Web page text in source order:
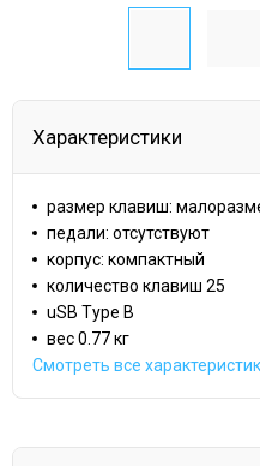
Характеристики
размер клавиш:
педали: отсутствуют
корпус: компактный
количество клавиш 25
uSB Type B
вес 0.77 кг
Смотреть все